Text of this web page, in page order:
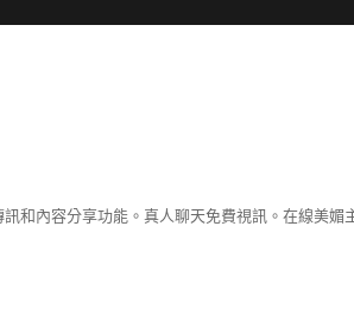
和內容分享功能。真人聊天免費視訊。在線美媚